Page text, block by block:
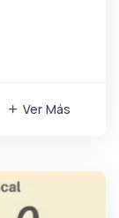
Ver Más